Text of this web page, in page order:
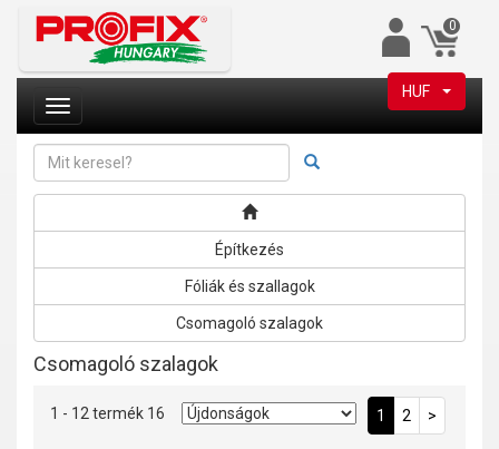
0
HUF
Építkezés
Fóliák és szallagok
Csomagoló szalagok
Csomagoló szalagok
1 - 12 termék 16 1 2 >